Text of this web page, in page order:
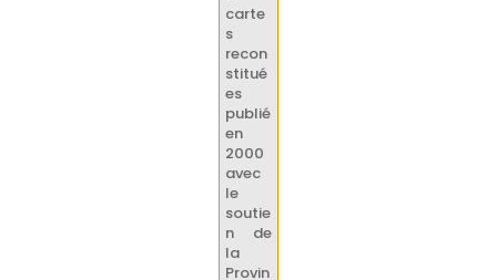
carte
s
recon
stitué
es
publié
en
2000
avec
le
soutie
n de
la
Provin